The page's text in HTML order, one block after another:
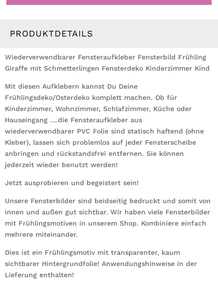
Fensterdeko
Kind
Menge
PRODUKTDETAILS
Wiederverwendbarer Fensteraufkleber Fensterbild Frühling
Giraffe mit Schmetterlingen Fensterdeko Kinderzimmer Kind
Mit diesen Aufklebern kannst Du Deine
Frühlingsdeko/Osterdeko komplett machen. Ob für
Kinderzimmer, Wohnzimmer, Schlafzimmer, Küche oder
Hauseingang ….die Fensteraufkleber aus
wiederverwendbarer PVC Folie sind statisch haftend (ohne
Kleber), lassen sich problemlos auf jeder Fensterscheibe
anbringen und rückstandsfrei entfernen. Sie können
jederzeit wieder benutzt werden!
Jetzt ausprobieren und begeistert sein!
Unsere Fensterbilder sind beidseitig bedruckt und somit von
innen und außen gut sichtbar. Wir haben viele Fensterbilder
mit Frühlingsmotiven in unserem Shop. Kombiniere einfach
mehrere miteinander.
Dies ist ein Frühlingsmotiv mit transparenter, kaum
sichtbarer Hintergrundfolie! Anwendungshinweise in der
Lieferung enthalten!